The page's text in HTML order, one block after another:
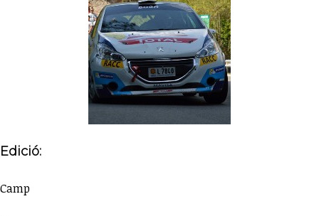
Edició:
Camp